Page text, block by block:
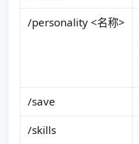
/personality <名称>
/save
/skills